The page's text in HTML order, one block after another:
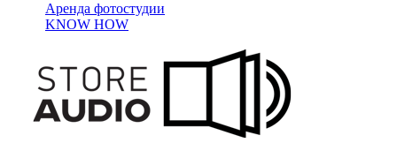
Аренда фотостудии
KNOW HOW